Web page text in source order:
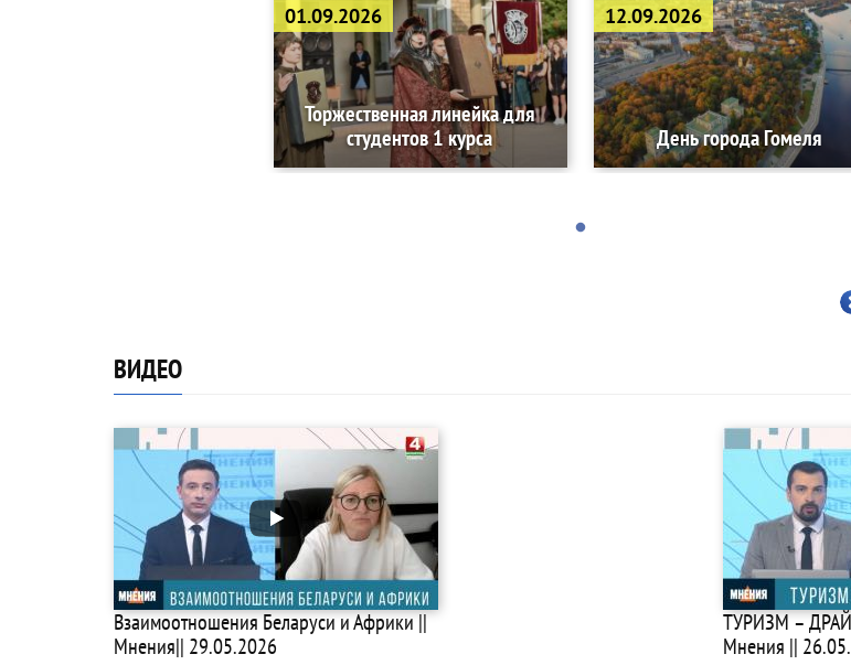
01.09.2026
Торжественная линейка для
студентов 1 курса
12.09.2026
День города Гомеля
ВИДЕО
Взаимоотношения Беларуси и Африки ||
Мнения|| 29.05.2026
ТУРИЗМ –
Мнения ||